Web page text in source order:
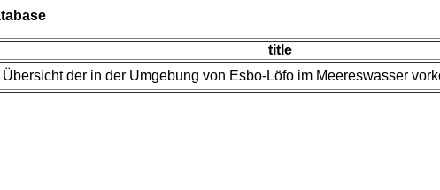
title
Übersicht der in der Umgebung von Esbo-Löfo im Meereswasser